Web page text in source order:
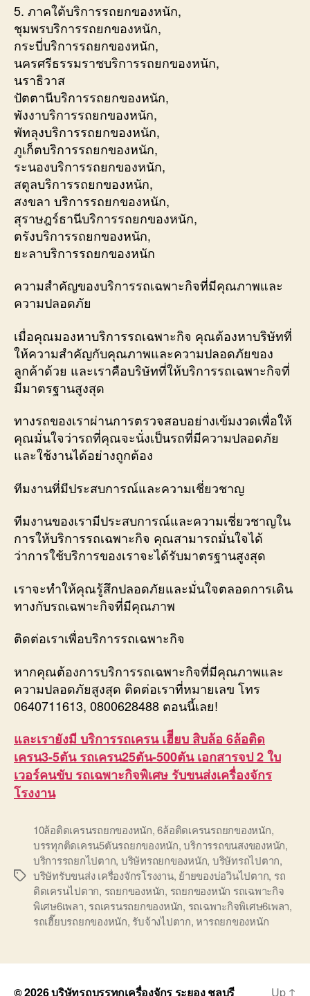
5. ภาคใต้บริการรถยกของหนัก,
ชุมพรบริการรถยกของหนัก,
กระบี่บริการรถยกของหนัก,
นครศรีธรรมราชบริการรถยกของหนัก,
นราธิวาส
ปัตตานีบริการรถยกของหนัก,
พังงาบริการรถยกของหนัก,
พัทลุงบริการรถยกของหนัก,
ภูเก็ตบริการรถยกของหนัก,
ระนองบริการรถยกของหนัก,
สตูลบริการรถยกของหนัก,
สงขลา บริการรถยกของหนัก,
สุราษฎร์ธานีบริการรถยกของหนัก,
ตรังบริการรถยกของหนัก,
ยะลาบริการรถยกของหนัก
ความสำคัญของบริการรถเฉพาะกิจที่มีคุณภาพและ
ความปลอดภัย
เมื่อคุณมองหาบริการรถเฉพาะกิจ คุณต้องหาบริษัทที่
ให้ความสำคัญกับคุณภาพและความปลอดภัยของ
ลูกค้าด้วย และเราคือบริษัทที่ให้บริการรถเฉพาะกิจที่
มีมาตรฐานสูงสุด
ทางรถของเราผ่านการตรวจสอบอย่างเข้มงวดเพื่อให้
คุณมั่นใจว่ารถที่คุณจะนั่งเป็นรถที่มีความปลอดภัย
และใช้งานได้อย่างถูกต้อง
ทีมงานที่มีประสบการณ์และความเชี่ยวชาญ
ทีมงานของเรามีประสบการณ์และความเชี่ยวชาญใน
การให้บริการรถเฉพาะกิจ คุณสามารถมั่นใจได้
ว่าการใช้บริการของเราจะได้รับมาตรฐานสูงสุด
เราจะทำให้คุณรู้สึกปลอดภัยและมั่นใจตลอดการเดิน
ทางกับรถเฉพาะกิจที่มีคุณภาพ
ติดต่อเราเพื่อบริการรถเฉพาะกิจ
หากคุณต้องการบริการรถเฉพาะกิจที่มีคุณภาพและ
ความปลอดภัยสูงสุด ติดต่อเราที่หมายเลข โทร
0640711613, 0800628488 ตอนนี้เลย!
และเรายังมี บริการรถเครน เฮีียบ สิบล้อ 6ล้อติด
เครน3-5ตัน รถเครน25ตัน-500ตัน เอกสารจป 2 ใบ
เวอร์คนขับ รถเฉพาะกิจพิเศษ รับขนส่งเครื่องจักร
โรงงาน
Tags
10ล้อติดเครนรถยกของหนัก,6ล้อติดเครนรถยกของหนัก,
บรรทุกติดเครน5ตันรถยกของหนัก,บริการรถขนสงของหนัก,
บริการรถยกไปตาก, บริษัทรถยกของหนัก, บริษัทรถไปตาก,
บริษัทรับขนส่ง เครื่องจักรโรงงาน, ย้ายของบ่อวินไปตาก, รถ
ติดเครนไปตาก, รถยกของหนัก, รถยกของหนัก รถเฉพาะกิจ
พิเศษ6เพลา, รถเครนรถยกของหนัก, รถเฉพาะกิจพิเศษ6เพลา,
รถเฮี๊ยบรถยกของหนัก, รับจ้างไปตาก,หารถยกของหนัก
© 2026บริษัทรถบรรทุกเครื่องจักร ระยอง ชลบุรี Up ↑